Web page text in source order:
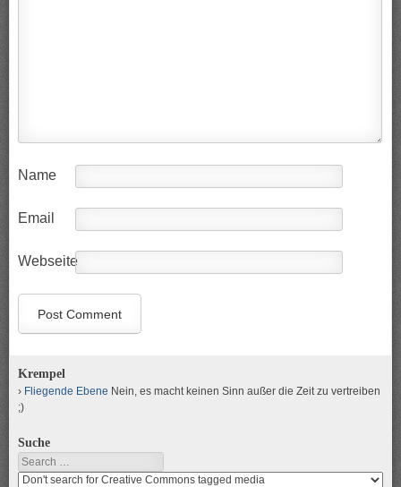
Name
Email
Webseite
Krempel
Fliegende Ebene Nein, es macht keinen Sinn außer die Zeit zu vertreiben
;)
Suche
Search
Search